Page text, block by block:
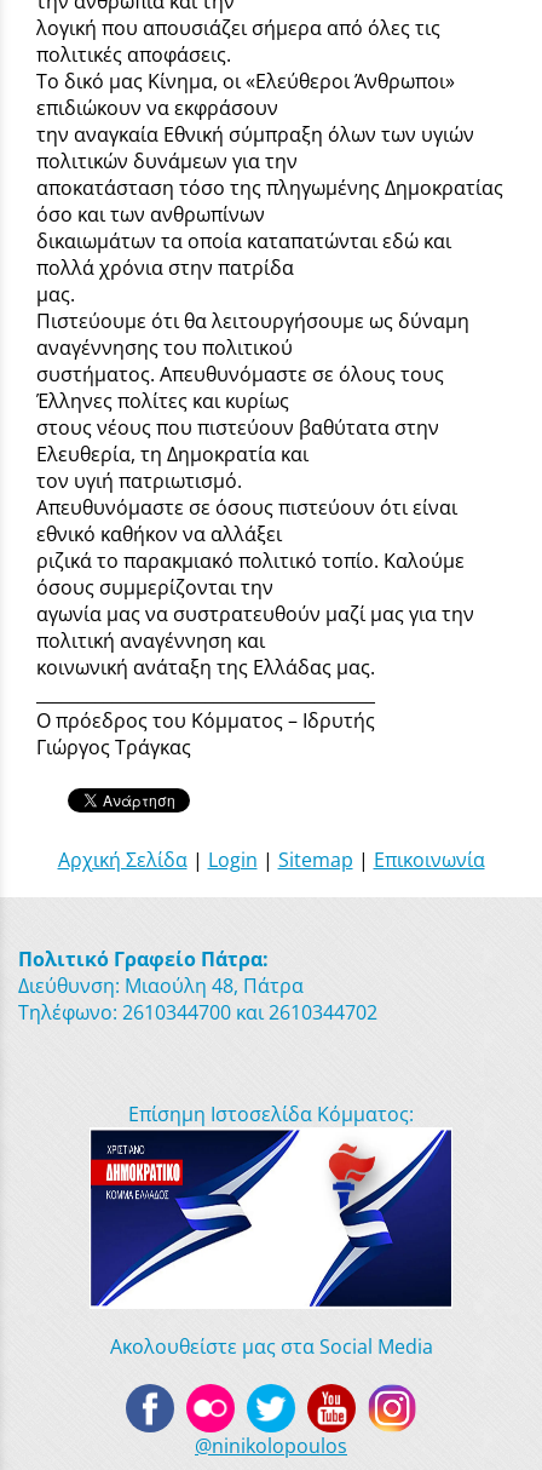
λογική που απουσιάζει σήμερα από όλες τις
πολιτικές αποφάσεις.
Το δικό μας Κίνημα, οι «Ελεύθεροι Άνθρωποι»
επιδιώκουν να εκφράσουν
την αναγκαία Εθνική σύμπραξη όλων των υγιών
πολιτικών δυνάμεων για την
αποκατάσταση τόσο της πληγωμένης Δημοκρατίας
όσο και των ανθρωπίνων
δικαιωμάτων τα οποία καταπατώνται εδώ και
πολλά χρόνια στην πατρίδα
μας.
Πιστεύουμε ότι θα λειτουργήσουμε ως δύναμη
αναγέννησης του πολιτικού
συστήματος. Απευθυνόμαστε σε όλους τους
Έλληνες πολίτες και κυρίως
στους νέους που πιστεύουν βαθύτατα στην
Ελευθερία, τη Δημοκρατία και
τον υγιή πατριωτισμό.
Απευθυνόμαστε σε όσους πιστεύουν ότι είναι
εθνικό καθήκον να αλλάξει
ριζικά το παρακμιακό πολιτικό τοπίο. Καλούμε
όσους συμμερίζονται την
αγωνία μας να συστρατευθούν μαζί μας για την
πολιτική αναγέννηση και
κοινωνική ανάταξη της Ελλάδας μας.
Ο πρόεδρος του Κόμματος – Ιδρυτής
Γιώργος Τράγκας
Αρχική Σελίδα| Login | Sitemap | Επικοινωνία
Πολιτικό Γραφείο Πάτρα:
Διεύθυνση: Μιαούλη 48, Πάτρα
Τηλέφωνο: 2610344700 και 2610344702
Επίσημη Ιστοσελίδα Κόμματος:
Ακολουθείστε μας στα Social Media
@ninikolopoulos